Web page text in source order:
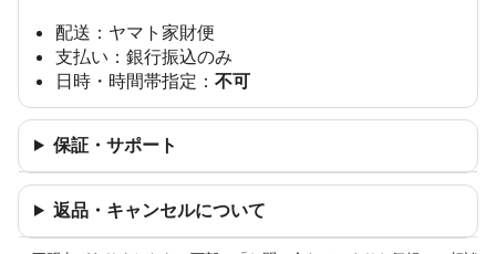
配送：ヤマト家財便
支払い：銀行振込のみ
日時・時間帯指定：不可
保証・サポート
返品・キャンセルについて